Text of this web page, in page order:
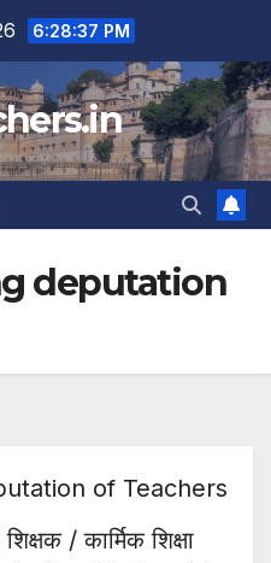
6:28:38 PM
deputation
of Teachers
/ कार्मिक शिक्षा